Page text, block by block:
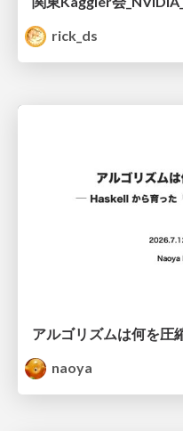
rick_ds
naoya